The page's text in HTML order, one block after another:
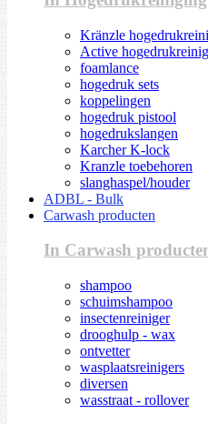
Kränzle
Active
foamlance
hogedruk sets
koppelingen
hogedruk pistool
hogedrukslangen
Karcher K-lock
Kranzle toebehoren
slanghaspel/houder
ADBL - Bulk
Carwash producten
In Carwash
shampoo
schuimshampoo
insectenreiniger
drooghulp - wax
ontvetter
wasplaatsreinigers
diversen
wasstraat - rollover